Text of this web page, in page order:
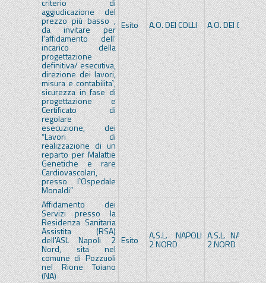
criterio di
aggiudicazione del
prezzo più basso ,
da invitare per
l'affidamento dell’
incarico della
progettazione
definitiva/ esecutiva,
direzione dei lavori,
misura e contabilita`,
sicurezza in fase di
progettazione e
Certificato di
regolare
esecuzione, dei
“Lavori di
realizzazione di un
reparto per Malattie
Genetiche e rare
Cardiovascolari,
presso l`Ospedale
Monaldi”
Esito A.O. DEI COLLI A.O. DEI COLLI
Affidamento dei
Servizi presso la
Residenza Sanitaria
Assistita (RSA)
dell'ASL Napoli 2
Nord, sita nel
comune di Pozzuoli
nel Rione Toiano
(NA)
Esito A.S.L. NAPOLI
2 NORD
A.S.L. NAPOLI
2 NORD